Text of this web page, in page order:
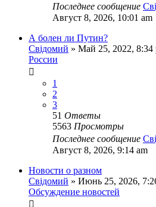
Последнее сообщение
Август 8, 2026, 10:01 am
А болен ли Путин?
Свідомий » Май 25, 2022, 8:34
России
1
2
3
51 Ответы
5563 Просмотры
Последнее сообщение
Август 8, 2026, 9:14 am
Новости о разном
Свідомий » Июнь 25, 2026,
Обсуждение новостей